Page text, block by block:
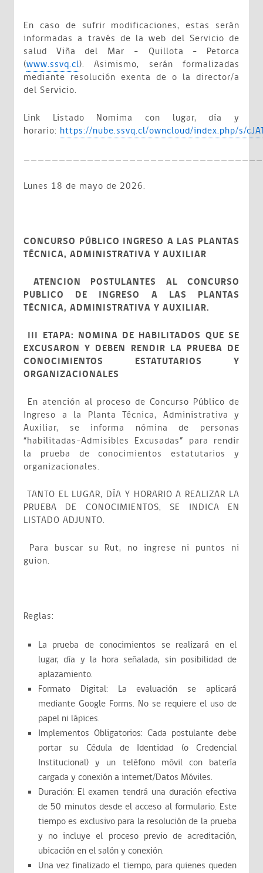
En caso de sufrir modificaciones, estas serán
informadas a través de la web del Servicio de
salud Viña del Mar – Quillota - Petorca
(www.ssvq.cl). Asimismo, serán formalizadas
mediante resolución exenta de o la director/a
del Servicio.
Link Listado Nomima con lugar, día y
horario: https://nube.ssvq.cl/owncloud/index.php/s/
Lunes 18 de mayo de 2026.
CONCURSO PÚBLICO INGRESO A LAS PLANTAS
TÉCNICA, ADMINISTRATIVA Y AUXILIAR
ATENCION POSTULANTES AL CONCURSO
PUBLICO DE INGRESO A LAS PLANTAS
TÉCNICA, ADMINISTRATIVA Y AUXILIAR.
III ETAPA: NOMINA DE HABILITADOS QUE SE
EXCUSARON Y DEBEN RENDIR LA PRUEBA DE
CONOCIMIENTOS ESTATUTARIOS Y
ORGANIZACIONALES
En atención al proceso de Concurso Público de
Ingreso a la Planta Técnica, Administrativa y
Auxiliar, se informa nómina de personas
“habilitadas-Admisibles Excusadas” para rendir
la prueba de conocimientos estatutarios y
organizacionales.
TANTO EL LUGAR, DÍA Y HORARIO A REALIZAR LA
PRUEBA DE CONOCIMIENTOS, SE INDICA EN
LISTADO ADJUNTO.
Para buscar su Rut, no ingrese ni puntos ni
guion.
Reglas:
La prueba de conocimientos se realizará en el
lugar, día y la hora señalada, sin posibilidad de
aplazamiento.
Formato Digital: La evaluación se aplicará
mediante Google Forms. No se requiere el uso de
papel ni lápices.
Implementos Obligatorios: Cada postulante debe
portar su Cédula de Identidad (o Credencial
Institucional) y un teléfono móvil con batería
cargada y conexión a internet/Datos Móviles.
Duración: El examen tendrá una duración efectiva
de 50 minutos desde el acceso al formulario. Este
tiempo es exclusivo para la resolución de la prueba
y no incluye el proceso previo de acreditación,
ubicación en el salón y conexión.
Una vez finalizado el tiempo, para quienes queden